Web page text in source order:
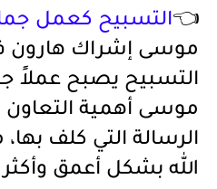
👈التسبيح كعمل
موسى إشراك هارون
التسبيح يصبح عملاً
موسى أهمية التعاون
الرسالة التي كلف
الله بشكل أعمق